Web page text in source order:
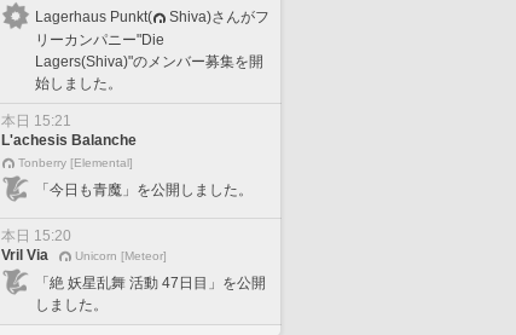
Lagerhaus Punkt(
Shiva)さんがフ
リーカンパニー"Die
Lagers(Shiva)"のメンバー募集を開
始しました。
本日 15:21
L'achesis Balanche
Tonberry [Elemental]
「今日も青魔」を公開しました。
本日 15:20
Vril Via
Unicorn [Meteor]
「絶 妖星乱舞 活動 47日目」を公開
しました。